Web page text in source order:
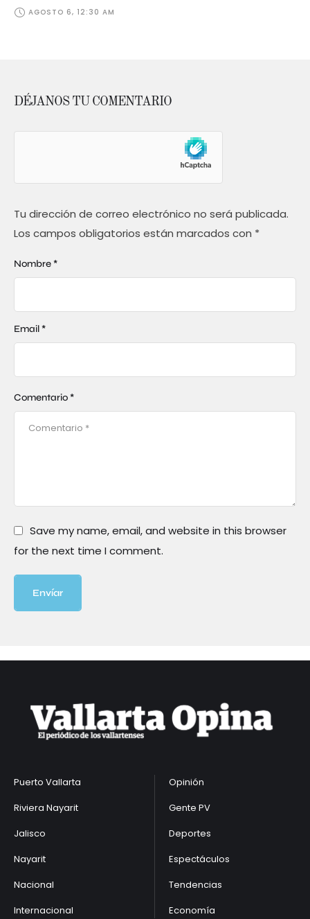
AGOSTO 6, 12:30 AM
DÉJANOS TU COMENTARIO
Tu dirección de correo electrónico no será publicada.
Los campos obligatorios están marcados con *
Comentario *
Nombre *
Email *
Save my name, email, and website in this browser
for the next time I comment.
Envíar
Puerto Vallarta
Riviera Nayarit
Jalisco
Nayarit
Nacional
Internacional
Opinión
Gente PV
Deportes
Espectáculos
Tendencias
Economía